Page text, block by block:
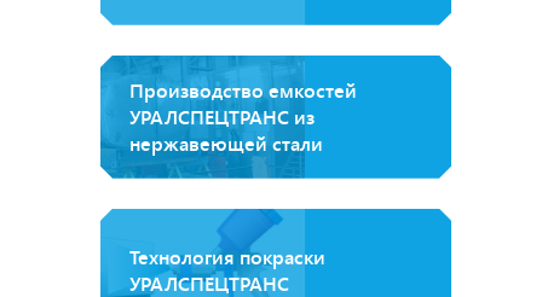
Производство емкостей
УРАЛСПЕЦТРАНС из
нержавеющей стали
Технология покраски
УРАЛСПЕЦТРАНС